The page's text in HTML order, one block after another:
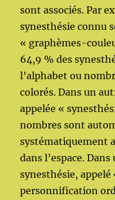
sont associés. Par
synesthésie connu
« graphèmes-
64,9 % des
l’alphabet ou
colorés. Dans un
appelée «
nombres sont
systématiquement
dans l’espace.
synesthésie, appelé
personnification